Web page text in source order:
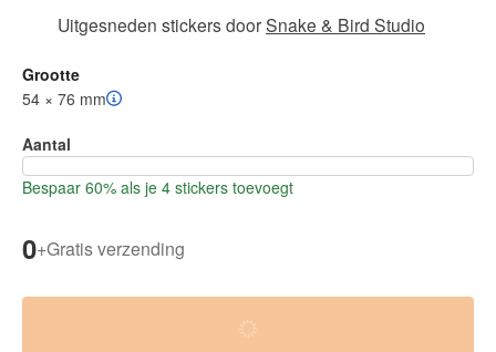
Uitgesneden stickersdoorSnake & Bird Studio
Grootte
54 × 76 mm
Aantal
Bespaar 60% als je 4 stickers toevoegt
0+Gratis verzending